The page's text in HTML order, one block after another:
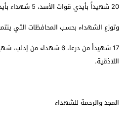
20 شهيداً بأيدي قوات الأسد، 5 شهداء بأيدي مجهولين.
وتوزع الشهداء بحسب المحافظات التي
17 شهيداً من
درعا، 6 شهداء من إ دلب،
اللاذقية.
المجد والرحمة للشهداء